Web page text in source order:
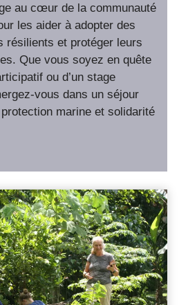
au cœur de la communauté
les aider à adopter des
résilients et protéger leurs
Que vous soyez en quête
ou d’un stage
vous dans un séjour
marine et solidarité